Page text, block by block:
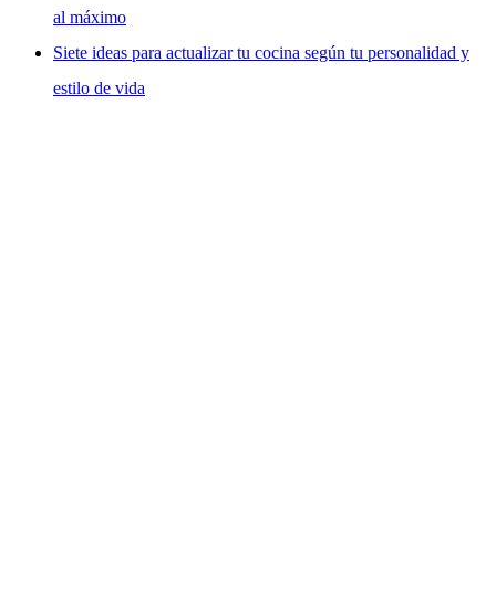
al máximo
Siete ideas para actualizar tu cocina según tu personalidad y
estilo de vida